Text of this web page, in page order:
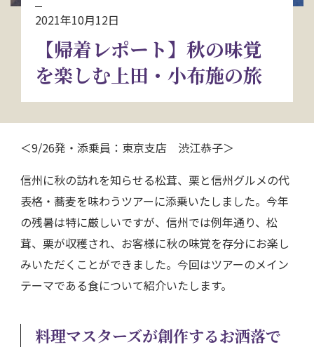
2021年10月12日
【帰着レポート】秋の味覚
を楽しむ上田・小布施の旅
＜9/26発・添乗員：東京支店 渋江恭子＞
信州に秋の訪れを知らせる松茸、栗と信州グルメの代
表格・蕎麦を味わうツアーに添乗いたしました。今年
の残暑は特に厳しいですが、信州では例年通り、松
茸、栗が収穫され、お客様に秋の味覚を存分にお楽し
みいただくことができました。今回はツアーのメイン
テーマである食について紹介いたします。
料理マスターズが創作するお洒落で